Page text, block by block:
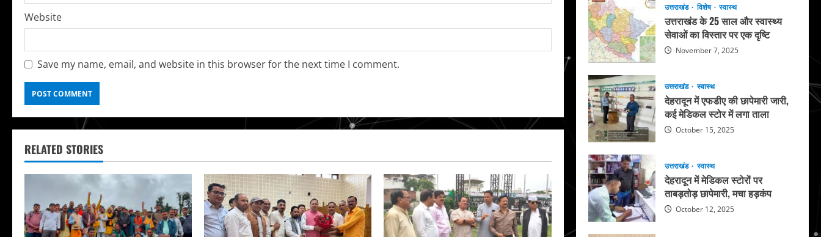
Website
Save my name, email, and website in this browser for the next time I comment.
RELATED STORIES
उत्तराखंड
विशेष स्वास्थ
उत्तराखंड के 25 साल और स्वास्थ्य
सेवाओं का विस्तार पर एक दृष्टि
November 7, 2025
उत्तराखंड स्वास्थ
देहरादून में एफडीए की छापेमारी जारी,
कई मेडिकल स्टोर में लगा ताला
October 15, 2025
उत्तराखंड स्वास्थ
देहरादून में मेडिकल स्टोरों पर
ताबड़तोड़ छापेमारी, मचा हड़कंप
October 12, 2025